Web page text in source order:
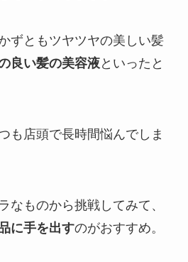
ずともツヤツヤの美しい髪
良い髪の美容液といったと
も店頭で長時間悩んでしま
なものから挑戦してみて、
に手を出すのがおすすめ。